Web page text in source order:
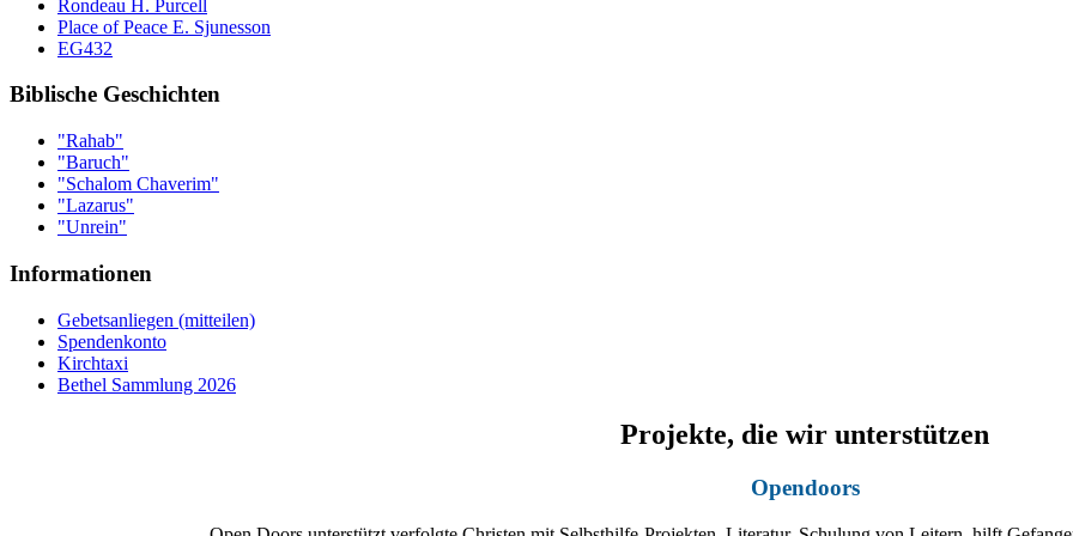
Rondeau H. Purcell
Place of Peace E. Sjunesson
EG432
Biblische Geschichten
"Rahab"
"Baruch"
"Schalom Chaverim"
"Lazarus"
"Unrein"
Informationen
Gebetsanliegen (mitteilen)
Spendenkonto
Kirchtaxi
Bethel Sammlung 2026
Projekte, die wir unterstützen
Opendoors